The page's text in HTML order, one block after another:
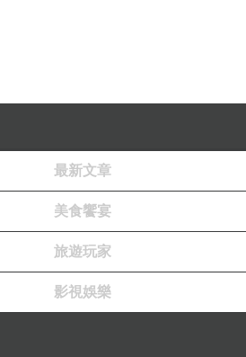
最新文章
美食饗宴
旅遊玩家
影視娛樂